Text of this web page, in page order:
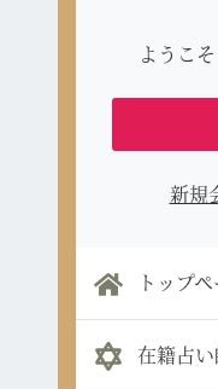
ようこ
新規
トップ
在籍占